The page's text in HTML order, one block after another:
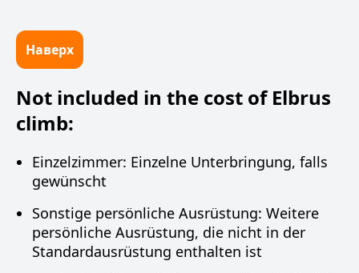
Наверх
Not included in the cost of Elbrus
climb:
Einzelzimmer: Einzelne Unterbringung, falls
gewünscht
Sonstige persönliche Ausrüstung: Weitere
persönliche Ausrüstung, die nicht in der
Standardausrüstung enthalten ist